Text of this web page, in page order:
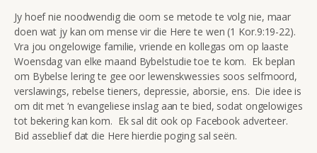
Jy hoef nie noodwendig die oom se metode te volg nie, maar
doen wat jy kan om mense vir die Here te wen (1 Kor.9:19-22).
Vra jou ongelowige familie, vriende en kollegas om op laaste
Woensdag van elke maand Bybelstudie toe te kom. Ek beplan
om Bybelse lering te gee oor lewenskwessies soos selfmoord,
verslawings, rebelse tieners, depressie, aborsie, ens. Die idee is
om dit met ‘n evangeliese inslag aan te bied, sodat ongelowiges
tot bekering kan kom. Ek sal dit ook op Facebook adverteer.
Bid asseblief dat die Here hierdie poging sal seën.